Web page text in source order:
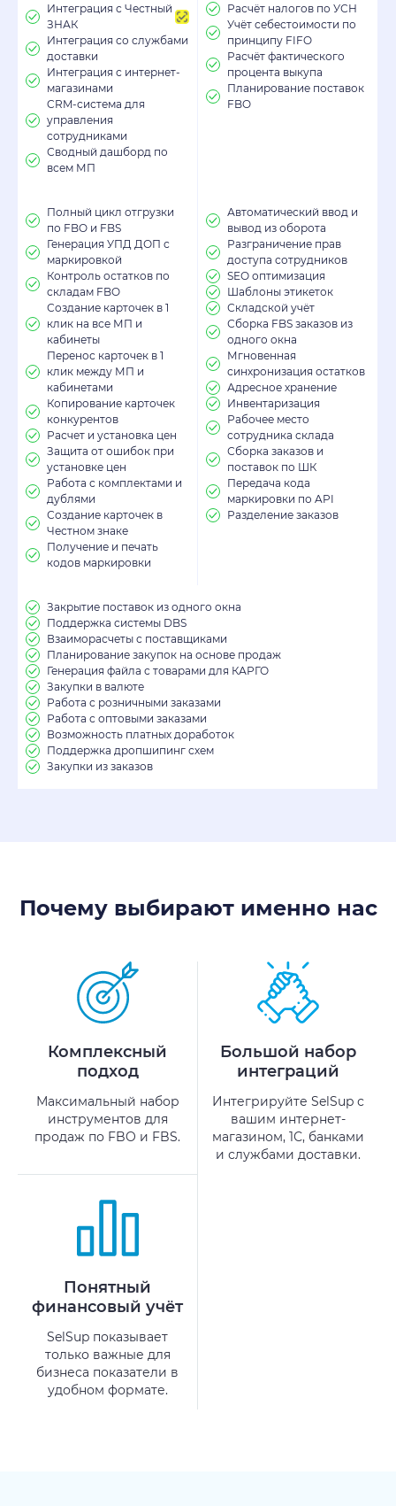
Интеграция с Честный
ЗНАК
Интеграция со службами
доставки
Интеграция с интернет-
магазинами
CRM-система для
управления
сотрудниками
Сводный дашборд по
всем МП
Расчёт налогов по УСН
Учёт себестоимости по
принципу FIFO
Расчёт фактического
процента выкупа
Планирование поставок
FBO
Полный цикл отгрузки
по FBO и FBS
Генерация УПД ДОП с
маркировкой
Контроль остатков по
складам FBO
Создание карточек в 1
клик на все МП и
кабинеты
Перенос карточек в 1
клик между МП и
кабинетами
Копирование карточек
конкурентов
Расчет и установка цен
Защита от ошибок при
установке цен
Работа с комплектами и
дублями
Создание карточек в
Честном знаке
Получение и печать
кодов маркировки
Автоматический ввод и
вывод из оборота
Разграничение прав
доступа сотрудников
SЕО оптимизация
Шаблоны этикеток
Складской учёт
Сборка FBS заказов из
одного окна
Мгновенная
синхронизация остатков
Адресное хранение
Инвентаризация
Рабочее место
сотрудника склада
Сборка заказов и
поставок по ШК
Передача кода
маркировки по API
Разделение заказов
Закрытие поставок из одного окна
Поддержка системы DBS
Взаиморасчеты с поставщиками
Планирование закупок на основе продаж
Генерация файла с товарами для КАРГО
Закупки в валюте
Работа с розничными заказами
Работа с оптовыми заказами
Возможность платных доработок
Поддержка дропшипинг схем
Закупки из заказов
Почему выбирают именно нас
Комплексный
подход
Максимальный набор
инструментов для
продаж по FBO и FBS.
Большой набор
интеграций
Интегрируйте SelSup с
вашим интернет-
магазином, 1С, банками
и службами доставки.
Понятный
финансовый учёт
SelSup показывает
только важные для
бизнеса показатели в
удобном формате.